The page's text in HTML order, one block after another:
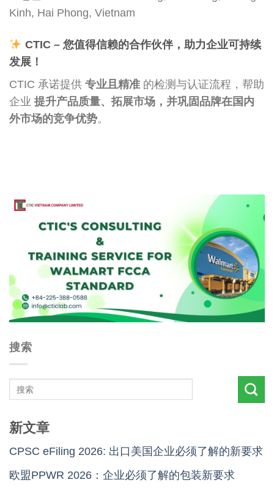
Kinh, Hai Phong, Vietnam
CTIC – 您值得信赖的合作伙伴，助力企业可持续
发展！
CTIC 承诺提供 专业且精准 的检测与认证流程，帮助
企业 提升产品质量、拓展市场，并巩固品牌在国内
外市场的竞争优势。
搜索
新文章
CPSC eFiling 2026: 出口美国企业必须了解的新要求
欧盟PPWR 2026：企业必须了解的包装新要求